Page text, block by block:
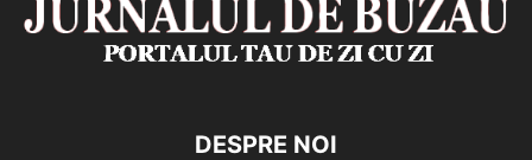
DESPRE NOI